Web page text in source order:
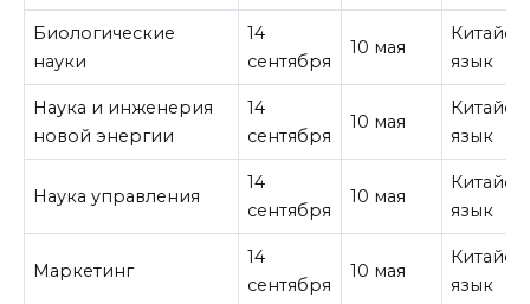
Биологические
науки
14
сентября
10 мая
язык
Наука и инженерия
новой энергии
14
сентября
10 мая
язык
Наука управления
14
сентября
10 мая
язык
Маркетинг
14
сентября
10 мая
язык